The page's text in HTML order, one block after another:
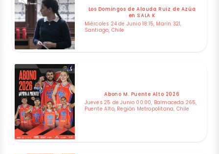
Los Domingos de Alauda Ruiz de Azúa
en SALA K
Miércoles 24 de Junio 18:15, Marín 321,
Santiago, Chile
Abono M. Puente Alto 2026
Jueves 25 de Junio 00:00, Balmaceda 265,
Puente Alto, Región Metropolitana, Chile